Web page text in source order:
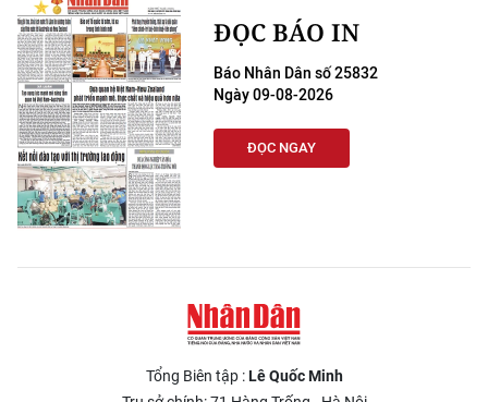
ĐỌC BÁO IN
Báo Nhân Dân số 25832
Ngày 09-08-2026
ĐỌC NGAY
Tổng Biên tập :Lê Quốc Minh